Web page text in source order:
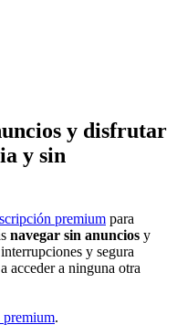
y disfrutar
y sin
premium para
navegar sin anuncios y
y segura
acceder a ninguna otra
premium.